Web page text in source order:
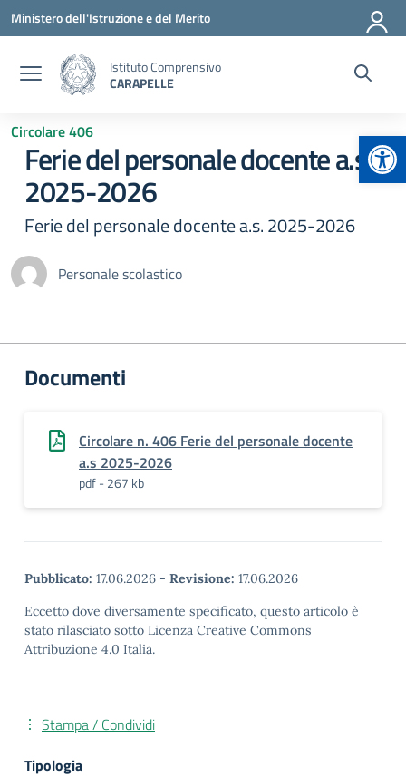
Vai ai contenuti
Vai al menu di navigazione
Vai al footer
Ministero dell'Istruzione e del Merito
Istituto Comprensivo
CARAPELLE
Circolare 406
Ferie del personale docente a.s.
2025-2026
Ferie del personale docente a.s. 2025-2026
Personale scolastico
Documenti
Circolare n. 406 Ferie del personale docente
a.s 2025-2026
pdf - 267 kb
Pubblicato: 17.06.2026 - Revisione: 17.06.2026
Eccetto dove diversamente specificato, questo articolo è
stato rilasciato sotto Licenza Creative Commons
Attribuzione 4.0 Italia.
Stampa / Condividi
Tipologia